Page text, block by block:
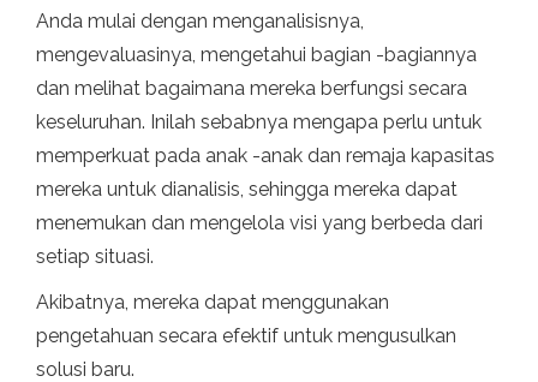
Anda mulai dengan menganalisisnya,
mengevaluasinya, mengetahui bagian -bagiannya
dan melihat bagaimana mereka berfungsi secara
keseluruhan. Inilah sebabnya mengapa perlu untuk
memperkuat pada anak -anak dan remaja kapasitas
mereka untuk dianalisis, sehingga mereka dapat
menemukan dan mengelola visi yang berbeda dari
setiap situasi.
Akibatnya, mereka dapat menggunakan
pengetahuan secara efektif untuk mengusulkan
solusi baru.